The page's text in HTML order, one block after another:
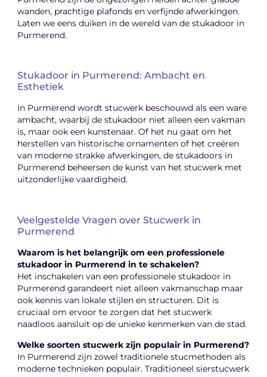
wanden, prachtige plafonds en verfijnde afwerkingen.
Laten we eens duiken in de wereld van de stukadoor in
Purmerend.
Stukadoor in Purmerend: Ambacht en
Esthetiek
In Purmerend wordt stucwerk beschouwd als een ware
ambacht, waarbij de stukadoor niet alleen een vakman
is, maar ook een kunstenaar. Of het nu gaat om het
herstellen van historische ornamenten of het creëren
van moderne strakke afwerkingen, de stukadoors in
Purmerend beheersen de kunst van het stucwerk met
uitzonderlijke vaardigheid.
Veelgestelde Vragen over Stucwerk in
Purmerend
Waarom is het belangrijk om een professionele
stukadoor in Purmerend in te schakelen?
Het inschakelen van een professionele stukadoor in
Purmerend garandeert niet alleen vakmanschap maar
ook kennis van lokale stijlen en structuren. Dit is
cruciaal om ervoor te zorgen dat het stucwerk
naadloos aansluit op de unieke kenmerken van de stad.
Welke soorten stucwerk zijn populair in Purmerend?
In Purmerend zijn zowel traditionele stucmethoden als
moderne technieken populair. Traditioneel sierstucwerk